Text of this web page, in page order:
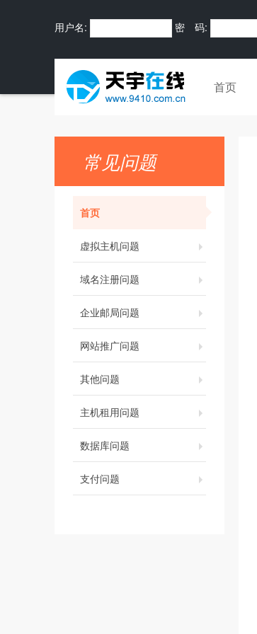
用户名: 密 码:
首页
常见问题
首页
虚拟主机问题
域名注册问题
企业邮局问题
网站推广问题
其他问题
主机租用问题
数据库问题
支付问题